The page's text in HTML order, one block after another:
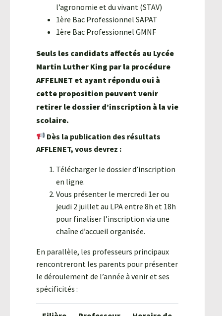
l’agronomie et du vivant (STAV)
1ère Bac Professionnel SAPAT
1ère Bac Professionnel GMNF
Seuls les candidats affectés au Lycée
Martin Luther King par la procédure
AFFELNET et ayant répondu oui à
cette proposition peuvent venir
retirer le dossier d’inscription à la vie
scolaire.
Dès la publication des résultats
AFFLENET, vous devrez :
Télécharger le dossier d’inscription
en ligne.
Vous présenter le mercredi 1er ou
jeudi 2 juillet au LPA entre 8h et 18h
pour finaliser l’inscription via une
chaîne d’accueil organisée.
En parallèle, les professeurs principaux
rencontreront les parents pour présenter
le déroulement de l’année à venir et ses
spécificités :